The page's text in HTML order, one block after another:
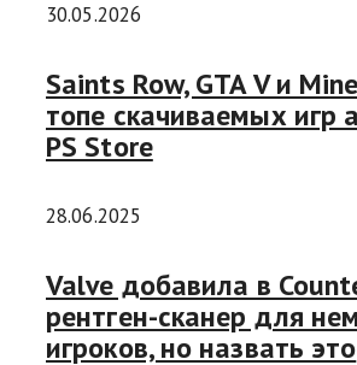
30.05.2026
Saints Row, GTA V и
топе скачиваемых игр
PS Store
28.06.2025
Valve добавила в
рентген-сканер для
игроков, но назвать это